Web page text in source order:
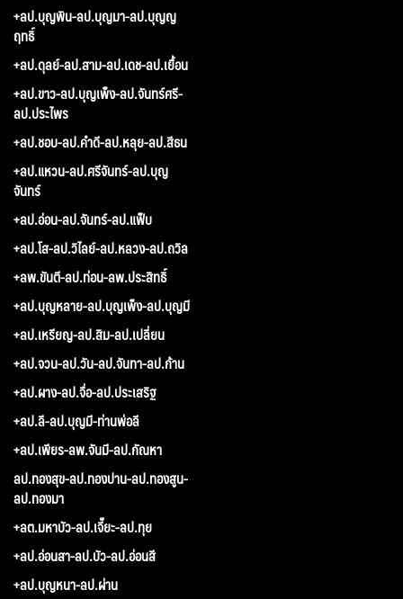
+ลป.บุญพิน-ลป.บุญมา-ลป.บุญญ
ฤทธิ์
+ลป.ดุลย์-ลป.สาม-ลป.เดช-ลป.เยื้อน
+ลป.ขาว-ลป.บุญเพ็ง-ลป.จันทร์ศรี-
ลป.ประไพร
+ลป.ชอบ-ลป.คำดี-ลป.หลุย-ลป.สีธน
+ลป.แหวน-ลป.ศรีจันทร์-ลป.บุญ
จันทร์
+ลป.อ่อน-ลป.จันทร์-ลป.แฟ็บ
+ลป.โส-ลป.วิไลย์-ลป.หลวง-ลป.ถวิล
+ลพ.ขันตี-ลป.ท่อน-ลพ.ประสิทธิ์
+ลป.บุญหลาย-ลป.บุญเพ็ง-ลป.บุญมี
+ลป.เหรียญ-ลป.สิม-ลป.เปลี่ยน
+ลป.จวน-ลป.วัน-ลป.จันทา-ลป.ก้าน
+ลป.ผาง-ลป.จื่อ-ลป.ประเสริฐ
+ลป.ลี-ลป.บุญมี-ท่านพ่อลี
+ลป.เพียร-ลพ.จันมี-ลป.กัณหา
ลป.ทองสุข-ลป.ทองปาน-ลป.ทองสูน-
ลป.ทองมา
+ลต.มหาบัว-ลป.เจี๊ยะ-ลป.ทุย
+ลป.อ่อนสา-ลป.บัว-ลป.อ่อนสี
+ลป.บุญหนา-ลป.ผ่าน